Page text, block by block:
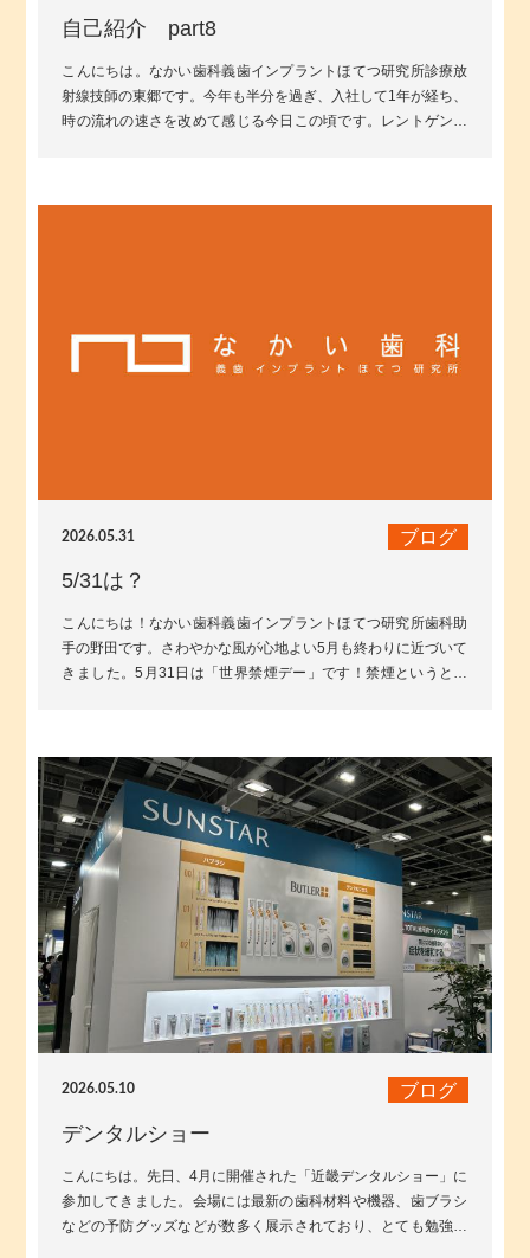
自己紹介 part8
こんにちは。なかい歯科義歯インプラントほてつ研究所診療放
射線技師の東郷です。今年も半分を過ぎ、入社して1年が経ち、
時の流れの速さを改めて感じる今日この頃です。レントゲン撮
2026.05.31 ブログ
5/31は？
こんにちは！なかい歯科義歯インプラントほてつ研究所歯科助
手の野田です。さわやかな風が心地よい5月も終わりに近づいて
きました。5月31日は「世界禁煙デー」です！禁煙というと肺
2026.05.10 ブログ
デンタルショー
こんにちは。先日、4月に開催された「近畿デンタルショー」に
参加してきました。会場には最新の歯科材料や機器、歯ブラシ
などの予防グッズなどが数多く展示されており、とても勉強に